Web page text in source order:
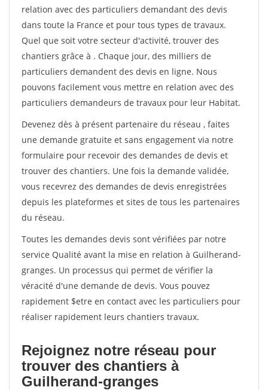
relation avec des particuliers demandant des devis
dans toute la France et pour tous types de travaux.
Quel que soit votre secteur d'activité, trouver des
chantiers grâce à . Chaque jour, des milliers de
particuliers demandent des devis en ligne. Nous
pouvons facilement vous mettre en relation avec des
particuliers demandeurs de travaux pour leur Habitat.
Devenez dès à présent partenaire du réseau , faites
une demande gratuite et sans engagement via notre
formulaire pour recevoir des demandes de devis et
trouver des chantiers. Une fois la demande validée,
vous recevrez des demandes de devis enregistrées
depuis les plateformes et sites de tous les partenaires
du réseau.
Toutes les demandes devis sont vérifiées par notre
service Qualité avant la mise en relation à Guilherand-
granges. Un processus qui permet de vérifier la
véracité d'une demande de devis. Vous pouvez
rapidement $etre en contact avec les particuliers pour
réaliser rapidement leurs chantiers travaux.
Rejoignez notre réseau pour
trouver des chantiers à
Guilherand-granges